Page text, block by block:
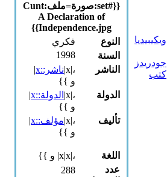
{{#set:صورة=ملف:Cunt
A Declaration of
Independence.jpg}}
النوع
فكري
السنة
1998
الناشر
،|x| ناشر::x |
و }}
الدولة
،|x| الدولة::x |
و }}
تأليف
،|x| مؤلف::x |
و }}
اللغة
،|x|x| و }}
عدد
288
ويكيبيديا
جودريدز
كتب